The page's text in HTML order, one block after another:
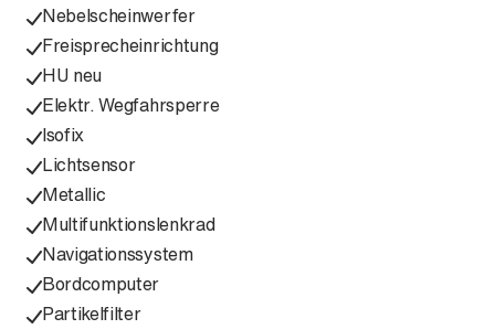
Nebelscheinwerfer
Freisprecheinrichtung
HU neu
Elektr. Wegfahrsperre
Isofix
Lichtsensor
Metallic
Multifunktionslenkrad
Navigationssystem
Bordcomputer
Partikelfilter